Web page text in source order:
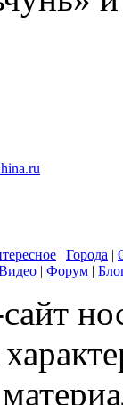
| Города |
| Форум |